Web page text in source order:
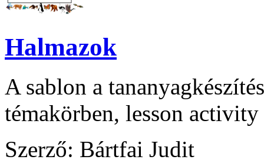
Halmazok
A sablon a
témakörben, lesson
Szerző: Bártfai Judit